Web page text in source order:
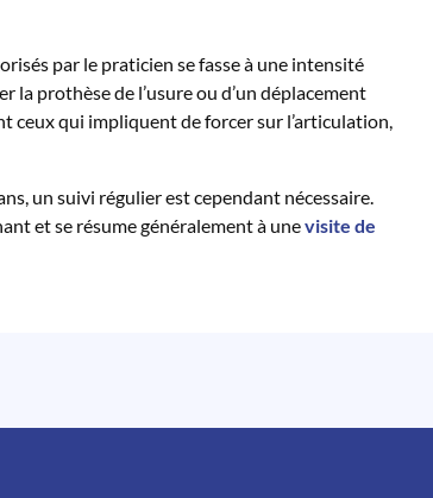
par le praticien se fasse à une intensité
prothèse de l’usure ou d’un déplacement
qui impliquent de forcer sur l’articulation,
un suivi régulier est cependant nécessaire.
et se résume généralement à unevisite de